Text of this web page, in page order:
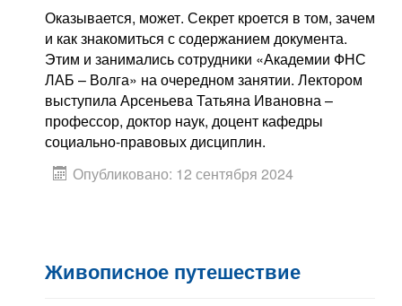
Оказывается, может. Секрет кроется в том, зачем
и как знакомиться с содержанием документа.
Этим и занимались сотрудники «Академии ФНС
ЛАБ – Волга» на очередном занятии. Лектором
выступила Арсеньева Татьяна Ивановна –
профессор, доктор наук, доцент кафедры
социально-правовых дисциплин.
Опубликовано: 12 сентября 2024
Живописное путешествие